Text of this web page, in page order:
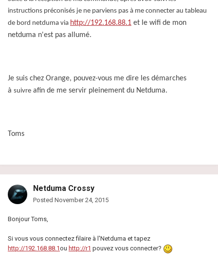
instructions préconisés je ne parviens pas à me connecter au tableau
de bord netduma via http://192.168.88.1 et le wifi de mon
netduma n'est pas allumé.
Je suis chez Orange, pouvez-vous me dire les démarches
à suivre afin de me servir pleinement du Netduma.
Toms
Netduma Crossy
Posted November 24, 2015
Bonjour Toms,
Si vous vous connectez filaire à l'Netduma et tapez
http://192.168.88.1ou http://r1 pouvez vous connecter?